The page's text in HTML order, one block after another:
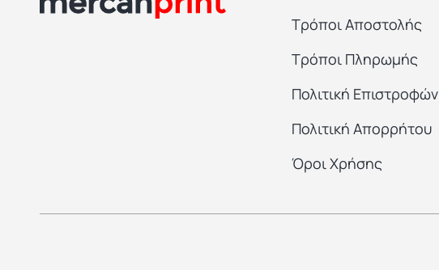
Τρόποι Αποστολής
Τρόποι Πληρωμής
Πολιτική Επιστροφών
Πολιτική Απορρήτου
Όροι Χρήσης